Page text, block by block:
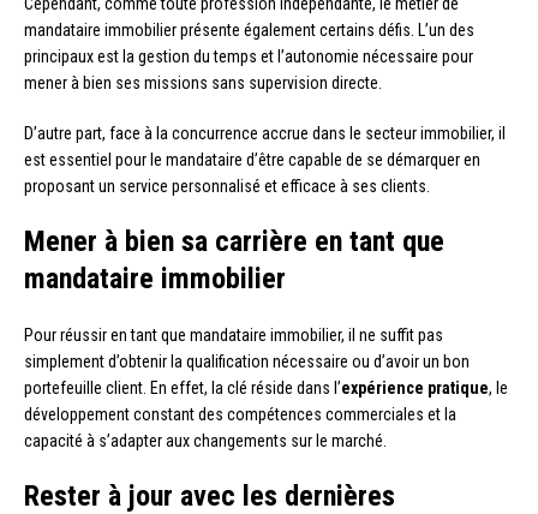
mandataire immobilier présente également certains défis. L’un des
principaux est la gestion du temps et l’autonomie nécessaire pour
mener à bien ses missions sans supervision directe.
D’autre part, face à la concurrence accrue dans le secteur immobilier, il
est essentiel pour le mandataire d’être capable de se démarquer en
proposant un service personnalisé et efficace à ses clients.
Mener à bien sa carrière en tant que
mandataire immobilier
Pour réussir en tant que mandataire immobilier, il ne suffit pas
simplement d’obtenir la qualification nécessaire ou d’avoir un bon
portefeuille client. En effet, la clé réside dans l’expérience pratique, le
développement constant des compétences commerciales et la
capacité à s’adapter aux changements sur le marché.
Rester à jour avec les dernières